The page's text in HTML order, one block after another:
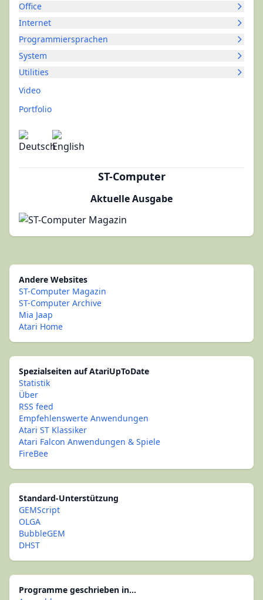
Office
Internet
Programmiersprachen
System
Utilities
Video
Portfolio
ST-Computer
Aktuelle Ausgabe
Andere Websites
ST-Computer Magazin
ST-Computer Archive
Mia Jaap
Atari Home
Spezialseiten auf AtariUpToDate
Statistik
Über
RSS feed
Empfehlenswerte Anwendungen
Atari ST Klassiker
Atari Falcon Anwendungen & Spiele
FireBee
Standard-Unterstützung
GEMScript
OLGA
BubbleGEM
DHST
Programme geschrieben in...